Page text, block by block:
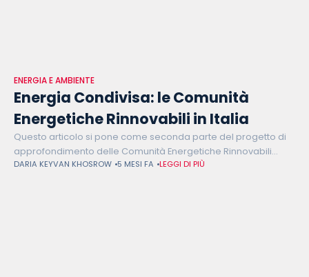
ENERGIA E AMBIENTE
Energia Condivisa: le Comunità
Energetiche Rinnovabili in Italia
Questo articolo si pone come seconda parte del progetto di
approfondimento delle Comunità Energetiche Rinnovabili
(CER). Il primo numero ha trattato il contesto europeo, la sua
DARIA KEYVAN KHOSROW 5 MESI FA LEGGI DI PIÙ